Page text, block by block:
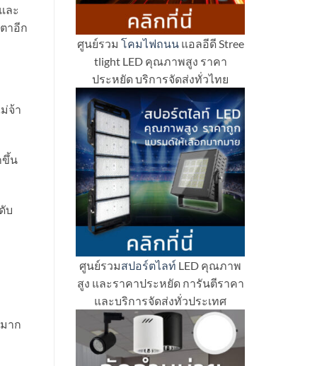
ละ
าอีก
จ้า
ขึ้น
บ
าก
ศูนย์รวม โคมไฟถนนแอลอีดี Stree
tlight LED คุณภาพสูง ราคา
ประหยัด บริการจัดส่งทั่วไทย
ศูนย์รวมสปอร์ตไลท์ LED คุณภาพ
สูง และราคาประหยัด การันตีราคา
และบริการจัดส่งทั่วประเทศ